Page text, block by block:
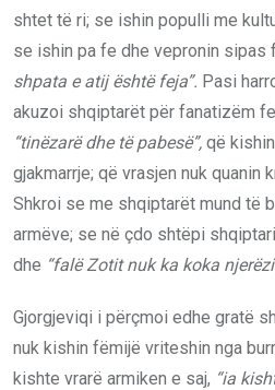
shtet të ri; se ishin populli me
se ishin pa fe dhe vepronin sipas
shpata e atij është feja”. Pasi
akuzoi shqiptarët për fanatizëm
“tinëzarë dhe të pabesë”, që
gjakmarrje; që vrasjen nuk quanin
Shkroi se me shqiptarët mund të
armëve; se në çdo shtëpi
dhe “falë Zotit nuk ka koka
Gjorgjeviqi i përçmoi edhe gratë
nuk kishin fëmijë vriteshin nga
kishte vrarë armiken e saj, “ia